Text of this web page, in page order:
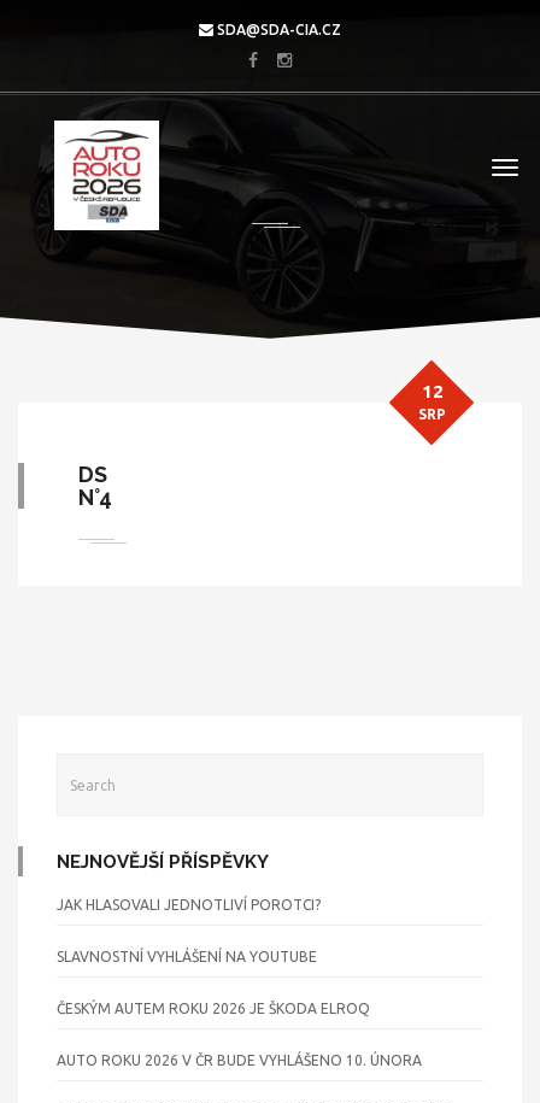
SDA@SDA-CIA.CZ
DS
N°4
12
SRP
NEJNOVĚJŠÍ PŘÍSPĚVKY
JAK HLASOVALI JEDNOTLIVÍ POROTCI?
SLAVNOSTNÍ VYHLÁŠENÍ NA YOUTUBE
ČESKÝM AUTEM ROKU 2026 JE ŠKODA ELROQ
AUTO ROKU 2026 V ČR BUDE VYHLÁŠENO 10. ÚNORA